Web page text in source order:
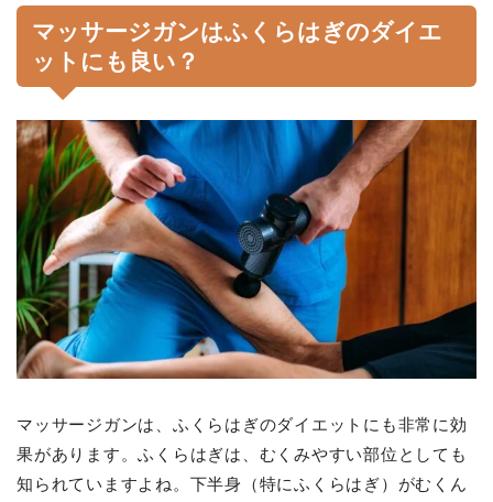
マッサージガンはふくらはぎのダイエ
ットにも良い？
マッサージガンは、ふくらはぎのダイエットにも非常に効
果があります。ふくらはぎは、むくみやすい部位としても
知られていますよね。下半身（特にふくらはぎ）がむくん